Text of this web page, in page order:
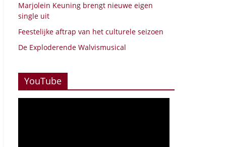
Marjolein Keuning brengt nieuwe eigen
single uit
Feestelijke aftrap van het culturele seizoen
De Exploderende Walvismusical
YouTube